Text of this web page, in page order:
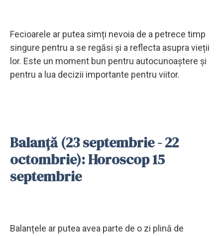
Fecioarele ar putea simți nevoia de a petrece timp
singure pentru a se regăsi și a reflecta asupra vieții
lor. Este un moment bun pentru autocunoaștere și
pentru a lua decizii importante pentru viitor.
Balanță (23 septembrie - 22
octombrie): Horoscop 15
septembrie
Balanțele ar putea avea parte de o zi plină de